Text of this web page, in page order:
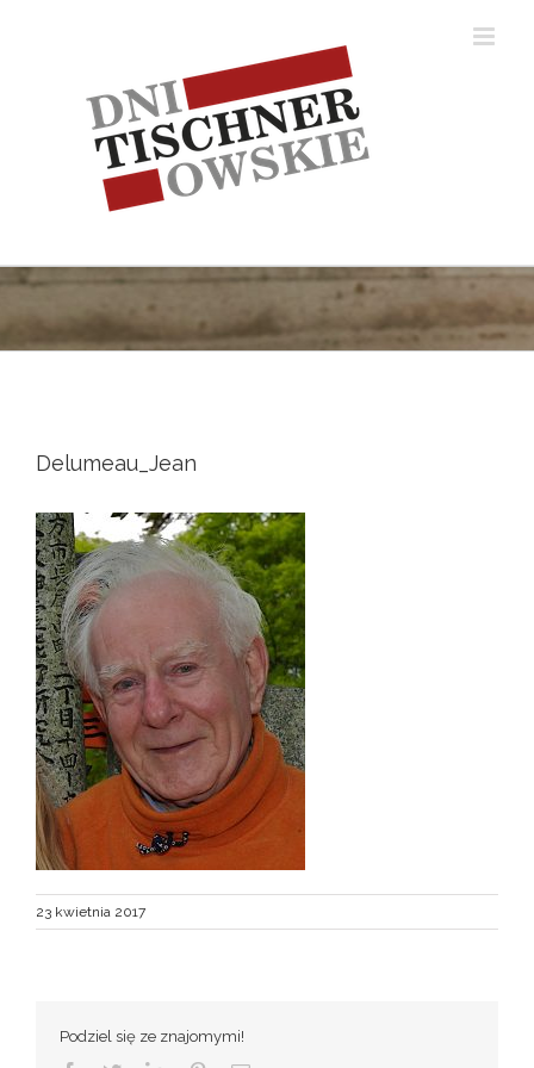
Delumeau_Jean
23 kwietnia 2017
Podziel się ze znajomymi!